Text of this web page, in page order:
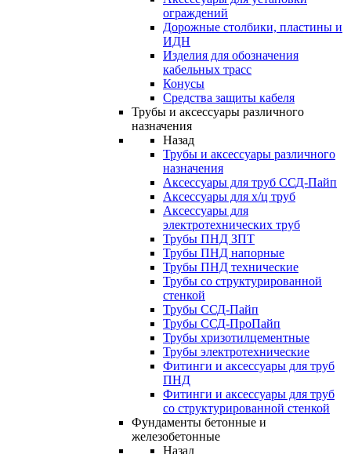
ограждений
Дорожные столбики, пластины и
ИДН
Изделия для обозначения
кабельных трасс
Конусы
Средства защиты кабеля
Трубы и аксессуары различного
назначения
Назад
Трубы и аксессуары различного
назначения
Аксессуары для труб ССД-Пайп
Аксессуары для х/ц труб
Аксессуары для
электротехнических труб
Трубы ПНД ЗПТ
Трубы ПНД напорные
Трубы ПНД технические
Трубы со структурированной
стенкой
Трубы ССД-Пайп
Трубы ССД-ПроПайп
Трубы хризотилцементные
Трубы электротехнические
Фитинги и аксессуары для труб
ПНД
Фитинги и аксессуары для труб
со структурированной стенкой
Фундаменты бетонные и
железобетонные
Назад